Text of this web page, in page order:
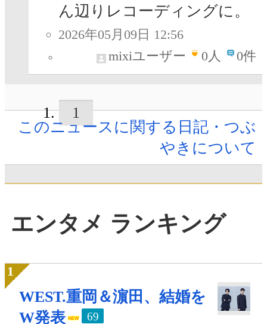
ん辺りレコーディングに。
2026年05月09日 12:56
mixiユーザー
0人 0件
1
このニュースに関する日記・つぶ
やきについて
エンタメ ランキング
WEST.重岡＆濵田、結婚を
W発表
69